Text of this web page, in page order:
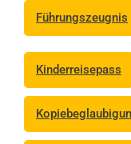
Führungszeugnis
Kinderreisepass